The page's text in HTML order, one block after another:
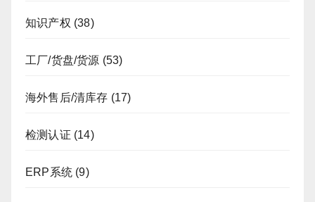
知识产权 (38)
工厂/货盘/货源 (53)
海外售后/清库存 (17)
检测认证 (14)
ERP系统 (9)